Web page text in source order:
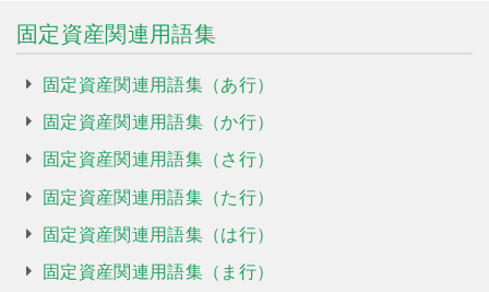
固定資産関連用語集
固定資産関連用語集（あ行）
固定資産関連用語集（か行）
固定資産関連用語集（さ行）
固定資産関連用語集（た行）
固定資産関連用語集（は行）
固定資産関連用語集（ま行）